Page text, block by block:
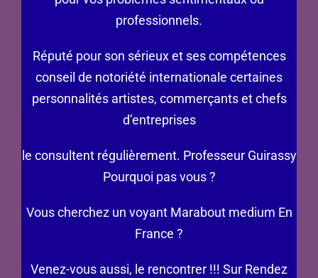
professionnels.
Réputé pour son sérieux et ses compétences
conseil de notoriété internationale certaines
personnalités artistes, commerçants et chefs
d’entreprises
le consultent régulièrement. Professeur Guirassy
Pourquoi pas vous ?
Vous cherchez un voyant Marabout medium En
France ?
Venez-vous aussi, le rencontrer !!! Sur Rendez